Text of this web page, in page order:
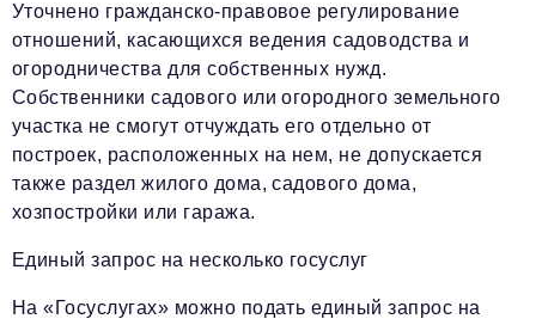
Уточнено гражданско-правовое регулирование
отношений, касающихся ведения садоводства и
огородничества для собственных нужд.
Собственники садового или огородного земельного
участка не смогут отчуждать его отдельно от
построек, расположенных на нем, не допускается
также раздел жилого дома, садового дома,
хозпостройки или гаража.
Единый запрос на несколько госуслуг
На «Госуслугах» можно подать единый запрос на